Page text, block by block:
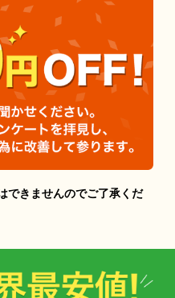
できませんのでご了承くだ